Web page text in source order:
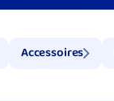
Accessoires